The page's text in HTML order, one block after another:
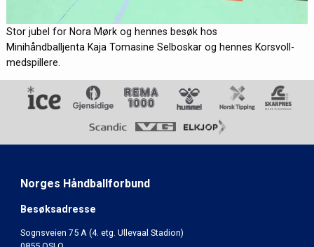
Stor jubel for Nora Mørk og hennes besøk hos
Minihåndballjenta Kaja Tomasine Selboskar og hennes Korsvoll-
medspillere.
Norges Håndballforbund
Besøksadresse
Sognsveien 75 A (4. etg. Ullevaal Stadion)